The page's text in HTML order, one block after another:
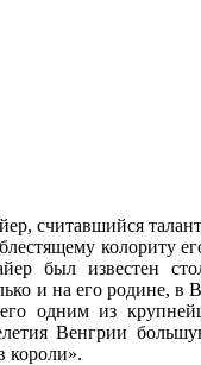
считавшийся
колориту
был известен
и на его родине, в
одним из
Венгрии
короли».